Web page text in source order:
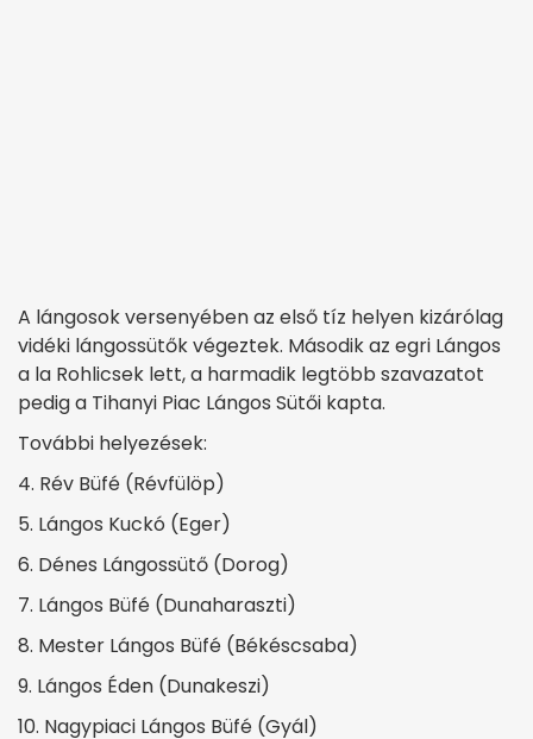
A lángosok versenyében az első tíz helyen kizárólag
vidéki lángossütők végeztek. Második az egri Lángos
a la Rohlicsek lett, a harmadik legtöbb szavazatot
pedig a Tihanyi Piac Lángos Sütői kapta.
További helyezések:
4. Rév Büfé (Révfülöp)
5. Lángos Kuckó (Eger)
6. Dénes Lángossütő (Dorog)
7. Lángos Büfé (Dunaharaszti)
8. Mester Lángos Büfé (Békéscsaba)
9. Lángos Éden (Dunakeszi)
10. Nagypiaci Lángos Büfé (Gyál)